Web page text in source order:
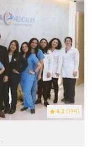
4.2 (199)